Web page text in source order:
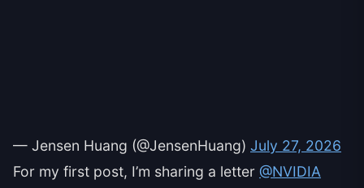
— Jensen Huang (@JensenHuang) July 27, 2026
For my first post, I’m sharing a letter @NVIDIA